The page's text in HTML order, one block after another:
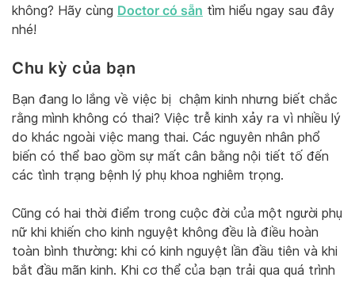
không? Hãy cùng Doctor có sẵn tìm hiểu ngay sau đây
nhé!
Chu kỳ của bạn
Bạn đang lo lắng về việc bị chậm kinh nhưng biết chắc
rằng mình không có thai? Việc trễ kinh xảy ra vì nhiều lý
do khác ngoài việc mang thai. Các nguyên nhân phổ
biến có thể bao gồm sự mất cân bằng nội tiết tố đến
các tình trạng bệnh lý phụ khoa nghiêm trọng.
Cũng có hai thời điểm trong cuộc đời của một người phụ
nữ khi khiến cho kinh nguyệt không đều là điều hoàn
toàn bình thường: khi có kinh nguyệt lần đầu tiên và khi
bắt đầu mãn kinh. Khi cơ thể của bạn trải qua quá trình